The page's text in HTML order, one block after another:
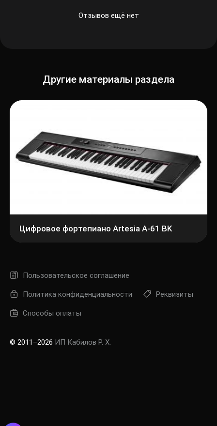
Отзывов ещё нет
Другие материалы раздела
Цифровое фортепиано Artesia A-61 BK
Пользовательское соглашение
Политика конфиденциальности Реквизиты
Способы оплаты
© 2011–2026 ИП Кабилов Р. Х.